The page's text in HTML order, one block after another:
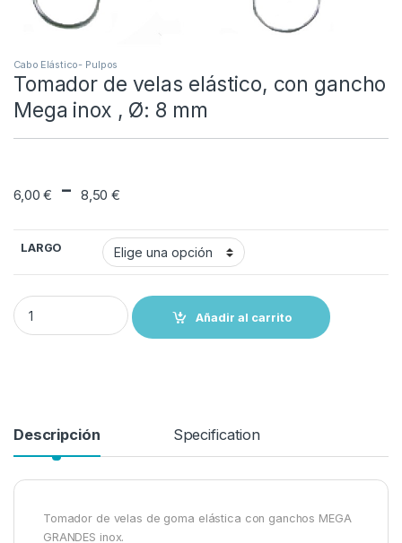
Cabo Elástico- Pulpos
Tomador de velas elástico, con gancho
Mega inox , Ø: 8 mm
6,00€ - 8,50€
LARGO
Tomador de velas elástico, con gancho Mega inox , Ø: 8 mm
Añadir al carrito
Descripción Specification
Tomador de velas de goma elástica con ganchos MEGA
GRANDES inox.